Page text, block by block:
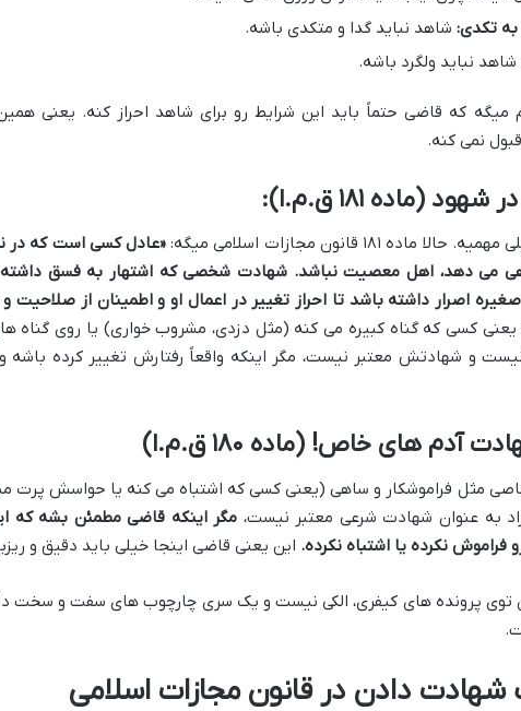
تکدی: شاهد نباید گدا و متکدی باشه.
شاهد نباید ولگرد باشه.
میگه که قاضی حتماً باید این شرایط رو برای شاهد احراز کنه. یعنی
نمی کنه.
(ماده ۱۸۱ ق.م.ا):
۱۸۱ قانون مجازات اسلامی میگه:
«عادل کسی است که در
می دهد، اهل معصیت نباشد. شهادت شخصی که اشتهار به فسق داشته
اصرار داشته باشد تا احراز تغییر در اعمال او و اطمینان از صلاحیت
کسی که گناه کبیره می کنه (مثل دزدی، مشروب خواری) یا روی گناه
نیست و شهادتش معتبر نیست، مگر اینکه واقعاً رفتارش تغییر کرده
های خاص! (ماده ۱۸۰ ق.م.ا)
اشخاصی مثل فراموشکار و ساهی (یعنی کسی که اشتباه می کنه یا حواسش
به عنوان شهادت شرعی معتبر نیست، مگر اینکه قاضی مطمئن بشه که
نکرده یا اشتباه نکرده. این یعنی قاضی اینجا خیلی باید دقیق و
پرونده های کیفری، الکی نیست و یک سری چارچوب های سفت و سخت
دادن در قانون مجازات اسلامی